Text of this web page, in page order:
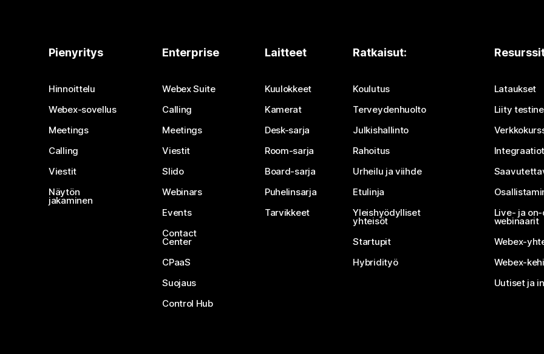
Pienyritys
Hinnoittelu
Webex-sovellus
Meetings
Calling
Viestit
Näytön
jakaminen
Enterprise
Webex Suite
Calling
Meetings
Viestit
Slido
Webinars
Events
Contact
Center
CPaaS
Suojaus
Control Hub
Laitteet
Kuulokkeet
Kamerat
Desk-sarja
Room-sarja
Board-sarja
Puhelinsarja
Tarvikkeet
Ratkaisut:
Koulutus
Terveydenhuolto
Julkishallinto
Rahoitus
Urheilu ja viihde
Etulinja
Yleishyödylliset
yhteisöt
Startupit
Hybridityö
Lataukset
Liity
Integraatiot
Live- ja
webinaarit
Webex-
Webex-
Uutiset ja